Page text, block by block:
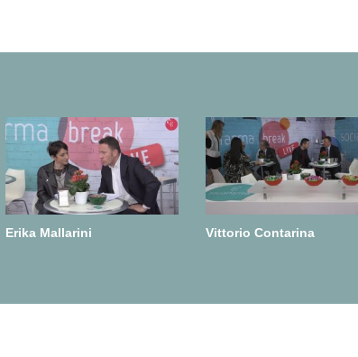
Erika Mallarini Vittorio Contarina